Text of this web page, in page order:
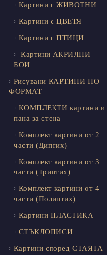
Картини с ЖИВОТНИ
Картини с ЦВЕТЯ
Картини с ПТИЦИ
Картини АКРИЛНИ
БОИ
Рисувани КАРТИНИ ПО
ФОРМАТ
КОМПЛЕКТИ картини и
пана за стена
Комплект картини от 2
части (Диптих)
Комплект картини от 3
части (Триптих)
Комплект картини от 4
части (Полиптих)
Картини ПЛАСТИКА
СТЪКЛОПИСИ
Картини според СТАЯТА